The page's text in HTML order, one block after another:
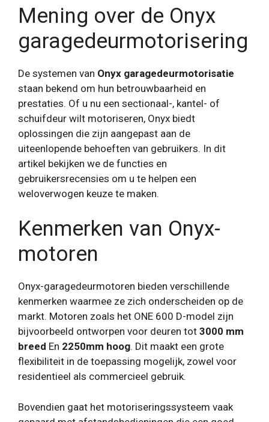
Mening over de Onyx
garagedeurmotorisering
De systemen van Onyx garagedeurmotorisatie
staan ​​bekend om hun betrouwbaarheid en
prestaties. Of u nu een sectionaal-, kantel- of
schuifdeur wilt motoriseren, Onyx biedt
oplossingen die zijn aangepast aan de
uiteenlopende behoeften van gebruikers. In dit
artikel bekijken we de functies en
gebruikersrecensies om u te helpen een
weloverwogen keuze te maken.
Kenmerken van Onyx-
motoren
Onyx-garagedeurmotoren bieden verschillende
kenmerken waarmee ze zich onderscheiden op de
markt. Motoren zoals het ONE 600 D-model zijn
bijvoorbeeld ontworpen voor deuren tot 3000 mm
breed En 2250mm hoog. Dit maakt een grote
flexibiliteit in de toepassing mogelijk, zowel voor
residentieel als commercieel gebruik.
Bovendien gaat het motoriseringssysteem vaak